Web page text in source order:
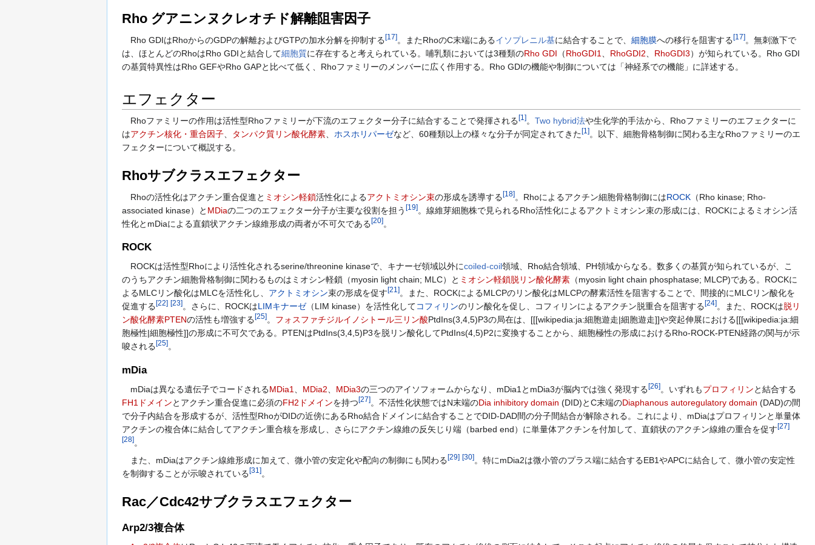
Rho グアニンヌクレオチド解離阻害因子
Rho GDIはRhoからのGDPの解離およびGTPの加水分解を抑制する[17]。またRhoのC末端にあるイソプレニル基に結合することで、 細胞膜への移行を阻害する[17]。無刺激下で
は、ほとんどのRhoはRho GDIと結合して細胞質に存在すると考えられている。哺乳類においては3種類のRho GDI （RhoGDI1 RhoGDI2 RhoGDI3）が知られている。Rho GDI
の基質特異性はRho GEFやRho GAPと比べて低く、Rhoファミリーのメンバーに広く作用する。Rho GDIの機能や制御については「神経系での機能」に詳述する。
エフェクター
Rhoファミリーの作用は活性型Rhoファミリーが下流のエフェクター分子に結合することで発揮される [1 ] 。 Two hybrid法や生化学的手法から、Rhoファミリーのエフェクターに
はアクチン核化・重合因子 タンパク質リン酸化酵素 ホスホリパーゼなど、60種類以上の様々な分子が同定されてきた[1 ] 。以下、細胞骨格制御に関わる主なRhoファミリーのエ
フェクターについて概説する。
Rhoサブクラスエフェクター
Rhoの活性化はアクチン重合促進と ミオシン軽鎖活性化によるアクトミオシン束の形成を誘導する [18] 。Rhoによるアクチン細胞骨格制御にはROCK （Rho kinase; Rho-
associated kinase）と MDiaの二つのエフェクター分子が主要な役割を担う [19] 。線維芽細胞株で見られるRho活性化によるアクトミオシン束の形成には、ROCKによるミオシン活
性化とmDiaによる直鎖状アクチン線維形成の両者が不可欠である [20] 。
ROCK
ROCKは活性型Rhoにより活性化されるserine/threonine kinaseで、キナーゼ領域以外にcoiled-coil領域、Rho結合領域、PH領域からなる。数多くの基質が知られているが、こ
のうちアクチン細胞骨格制御に関わるものはミオシン軽鎖（myosin light chain; MLC）と ミオシン軽鎖脱リン酸化酵素 （myosin light chain phosphatase; MLCP)である。ROCKに
よるMLCリン酸化はMLCを活性化し、 アクトミオシン束の形成を促す[21]。また、ROCKによるMLCPのリン酸化はMLCPの酵素活性を阻害することで、間接的にMLCリン酸化を
促進する [22] [23]。さらに、ROCKはLIMキナーゼ（LIM kinase）を活性化してコフィリンのリン酸化を促し、コフィリンによるアクチン脱重合を阻害する [24]。また、ROCKは脱リ
ン酸化酵素PTENの活性も増強する [25]。 フォスファチジルイノシトール三リン酸PtdIns(3,4,5)P3の局在は、[[[wikipedia:ja:細胞遊走|細胞遊走]]や突起伸展における[[[wikipedia:ja:細
胞極性|細胞極性]]の形成に不可欠である。PTENはPtdIns(3,4,5)P3を脱リン酸化してPtdIns(4,5)P2に変換することから、細胞極性の形成におけるRho-ROCK-PTEN経路の関与が示
唆される [25]。
mDia
mDiaは異なる遺伝子でコードされるMDia1 MDia2 MDia3の三つのアイソフォームからなり、mDia1とmDia3が脳内では強く発現する [26] 。いずれもプロフィリンと結合する
FH1ドメインとアクチン重合促進に必須のFH2ドメインを持つ[27] 。不活性化状態ではN末端のDia inhibitory domain (DID)とC末端のDiaphanous autoregulatory domain (DAD)の間
で分子内結合を形成するが、活性型RhoがDIDの近傍にあるRho結合ドメインに結合することでDID-DAD間の分子間結合が解除される。これにより、mDiaはプロフィリンと単量体
アクチンの複合体に結合してアクチン重合核を形成し、さらにアクチン線維の反矢じり端（barbed end）に単量体アクチンを付加して、直鎖状のアクチン線維の重合を促す[27]
[28] 。
また、mDiaはアクチン線維形成に加えて、微小管の安定化や配向の制御にも関わる [29] [30] 。特にmDia2は微小管のプラス端に結合するEB1やAPCに結合して、微小管の安定性
を制御することが示唆されている [31 ] 。
Rac／Cdc42サブクラスエフェクター
Arp2/3複合体